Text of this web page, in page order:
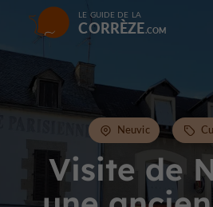
LE GUIDE DE LA
CORRÈZE
Visite de
Neuvic